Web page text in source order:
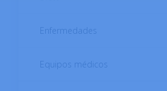
Enfermedades
Enfermedades autoinmunes
Equipos médicos